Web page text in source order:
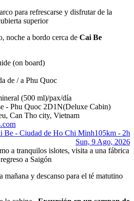
para refrescarse y disfrutar de la
superior
noche a bordo cerca de Cai Be
(on board)
de / a Phu Quoc
(500 ml)/pax/día
- Phu Quoc 2D1N(Deluxe Cabin)
Can Tho city, Vietnam
Be - Ciudad de Ho Chi Minh105km - 2h
Sun, 9 Ago, 2026
a tranquilos islotes, visita a una fábrica
a Saigón
mañana y descanso para el té matutino